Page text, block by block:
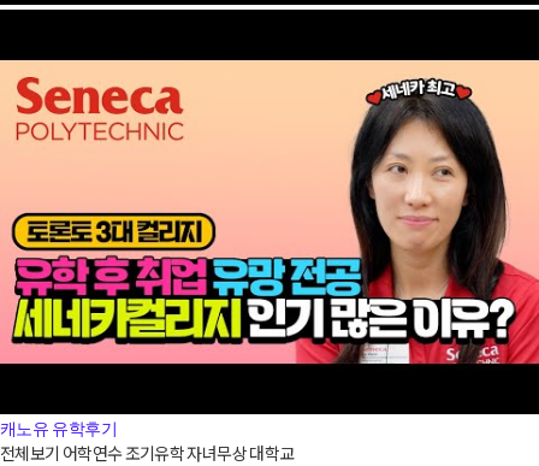
캐노유 유학후기
전체보기 어학연수조기유학자녀무상대학교